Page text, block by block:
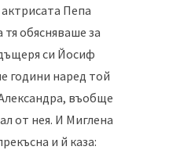
Пепа
обясняваше за
си Йосиф
години наред той
въобще
от нея. И Миглена
и й каза: